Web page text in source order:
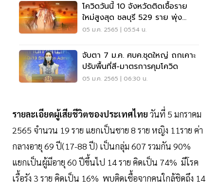
โควิดวันนี้ 10 จังหวัดติดเชื้อราย
ใหม่สูงสุด ชลบุรี 529 ราย พุ่ง
อันดับ 1
05 ม.ค. 2565 | 05:54 น.
จับตา 7 ม.ค. ศบค.ชุดใหญ่ ถกเคาะ
ปรับพื้นที่สี-มาตรการคุมโควิด
05 ม.ค. 2565 | 06:30 น.
รายละเอียดผู้เสียชีวิตของประเทศไทย วันที่ 5 มกราคม
2565 จำนวน 19 ราย แยกเป็นชาย 8 ราย หญิง 11ราย ค่า
กลางอายุ 69 ปี(17-88 ปี) เป็นกลุ่ม 607 รวมกัน 90%
แยกเป็นผู้มีอายุ 60 ปีขึ้นไป 14 ราย คิดเป็น 74% มีโรค
เรื้อรัง 3 ราย คิดเป็น 16% พบติดเชื้อจากคนใกล้ชิดถึง 14